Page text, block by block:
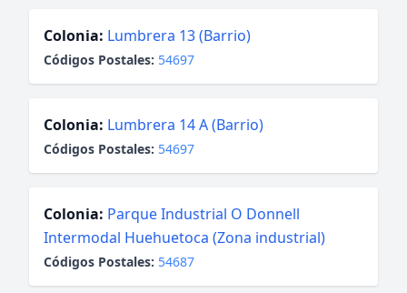
Colonia: Lumbrera 13 (Barrio)
Códigos Postales: 54697
Colonia: Lumbrera 14 A (Barrio)
Códigos Postales: 54697
Colonia: Parque Industrial O Donnell
Intermodal Huehuetoca (Zona industrial)
Códigos Postales: 54687